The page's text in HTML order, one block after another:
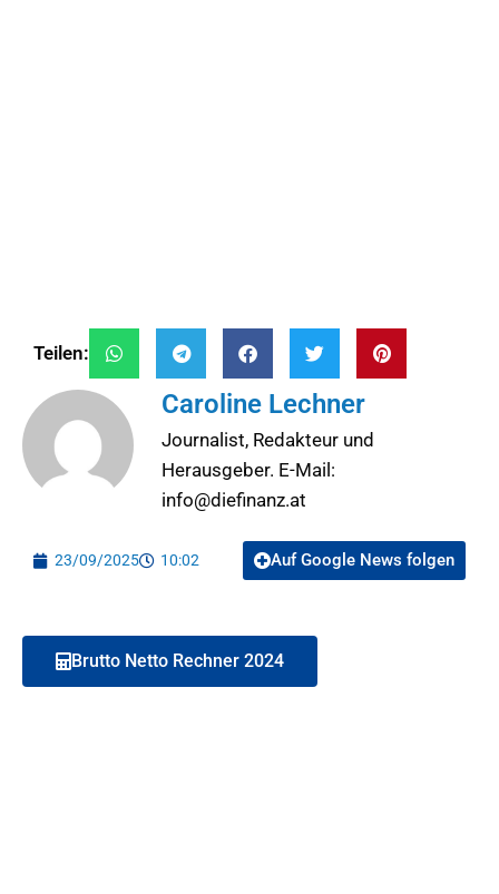
Teilen:
Caroline Lechner
Journalist, Redakteur und
Herausgeber. E-Mail:
info@diefinanz.at
23/09/2025 10:02 Auf Google News folgen
Brutto Netto Rechner 2024